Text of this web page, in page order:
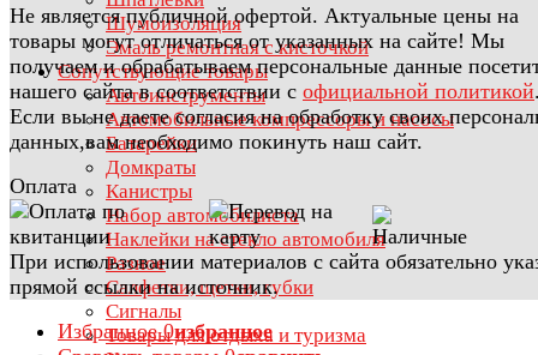
Шумоизоляция
Эмаль ремонтная с кисточкой
Сопутствующие товары
Автоинструменты
Автомобильные компрессоры и насосы
Батарейки
Домкраты
Канистры
Набор автомобилиста
Наклейки на стекло автомобиля
Разное
Салфетки, щетки, губки
Сигналы
Товары для отдыха и туризма
Не является публичной офертой. Актуальные цены на
товары могут отличаться от указанных на сайте! Мы
получаем и обрабатываем персональные данные
нашего сайта в соответствии с официальной политикой
Если вы не даете согласия на обработку своих
данных,вам необходимо покинуть наш сайт.
Оплата
При использовании материалов с сайта обязательно
прямой ссылки на источник.
Избранное 0избранное